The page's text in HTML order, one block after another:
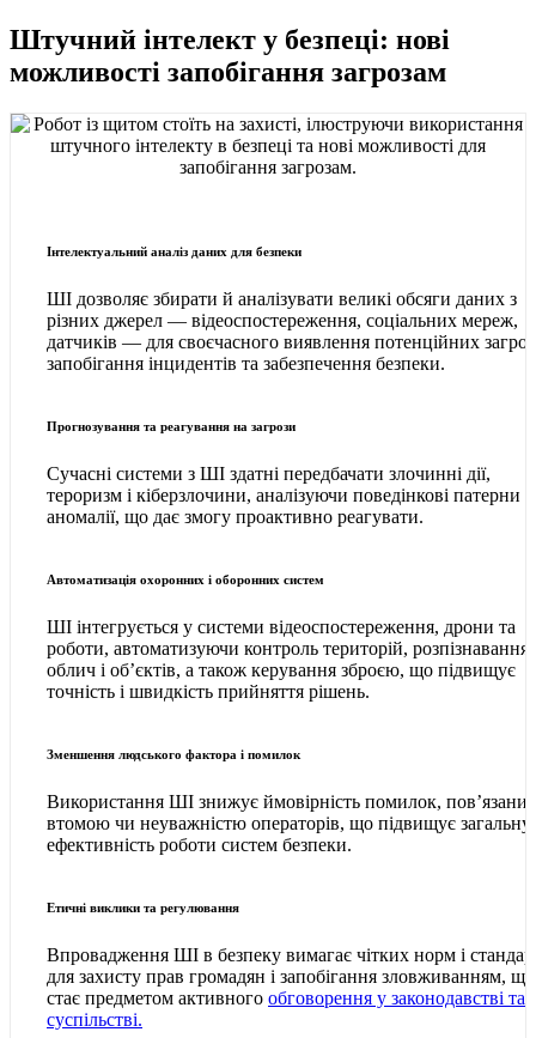
Штучний інтелект у безпеці: нові
можливості запобігання загрозам
Інтелектуальний аналіз даних для безпеки
ШІ дозволяє збирати й аналізувати великі обсяги даних з
різних джерел — відеоспостереження, соціальних мереж,
датчиків — для своєчасного виявлення потенційних загроз
запобігання інцидентів та забезпечення безпеки.
Прогнозування та реагування на загрози
Сучасні системи з ШІ здатні передбачати злочинні дії,
тероризм і кіберзлочини, аналізуючи поведінкові патерни й
аномалії, що дає змогу проактивно реагувати.
Автоматизація охоронних і оборонних систем
ШІ інтегрується у системи відеоспостереження, дрони та
роботи, автоматизуючи контроль територій, розпізнавання
облич і об’єктів, а також керування зброєю, що підвищує
точність і швидкість прийняття рішень.
Зменшення людського фактора і помилок
Використання ШІ знижує ймовірність помилок, пов’язаних
втомою чи неуважністю операторів, що підвищує загальну
ефективність роботи систем безпеки.
Етичні виклики та регулювання
Впровадження ШІ в безпеку вимагає чітких норм і
для захисту прав громадян і запобігання зловживанням, що
стає предметом активного обговорення у законодавстві та
суспільстві.